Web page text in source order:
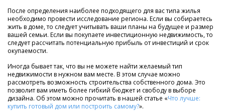
После определения наиболее подходящего для вас типа жилья
необходимо провести исследование региона. Если вы собираетесь
жить в доме, то следует учитывать ваши планы на будущее и размер
вашей семьи. Если вы покупаете инвестиционную недвижимость, то
следует рассчитать потенциальную прибыль от инвестиций и срок
окупаемости.
Иногда бывает так, что вы не можете найти желаемый тип
недвижимости в нужном вам месте. В этом случае можно
рассмотреть возможность строительства собственного дома. Это
позволит вам иметь более гибкий бюджет и свободу в выборе
дизайна. Об этом можно прочитать в нашей статье «Что лучше:
купить готовый дом или построить самому?».